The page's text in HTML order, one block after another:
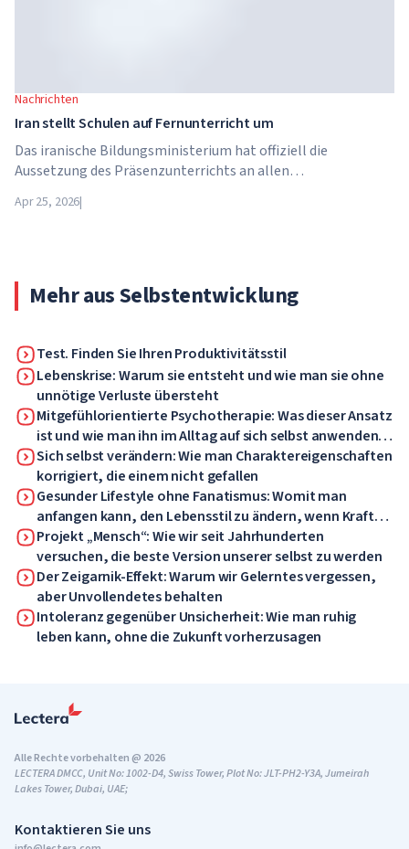
Nachrichten
Iran stellt Schulen auf Fernunterricht um
Das iranische Bildungsministerium hat offiziell die
Aussetzung des Präsenzunterrichts an allen
21. April wechseln Schulen, Hochschulen und Universitäten
Apr 25, 2026|
Mehr aus Selbstentwicklung
Test. Finden Sie Ihren Produktivitätsstil
Lebenskrise: Warum sie entsteht und wie man sie ohne
unnötige Verluste übersteht
Mitgefühlorientierte Psychotherapie: Was dieser Ansatz
ist und wie man ihn im Alltag auf sich selbst anwenden
kann
Sich selbst verändern: Wie man Charaktereigenschaften
korrigiert, die einem nicht gefallen
Gesunder Lifestyle ohne Fanatismus: Womit man
anfangen kann, den Lebensstil zu ändern, wenn Kraft
und Motivation fehlen
Projekt „Mensch“: Wie wir seit Jahrhunderten
versuchen, die beste Version unserer selbst zu werden
Der Zeigarnik-Effekt: Warum wir Gelerntes vergessen,
aber Unvollendetes behalten
Intoleranz gegenüber Unsicherheit: Wie man ruhig
leben kann, ohne die Zukunft vorherzusagen
Kontaktieren Sie uns
Alle Rechte vorbehalten @ 2026
LECTERA DMCC, Unit No: 1002-D4, Swiss Tower, Plot No: JLT-PH2-Y3A, Jumeirah
Lakes Tower, Dubai, UAE;